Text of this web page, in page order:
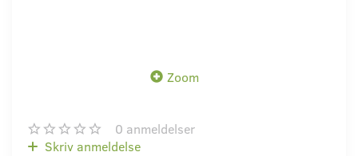
Zoom
0 anmeldelser
Skriv anmeldelse